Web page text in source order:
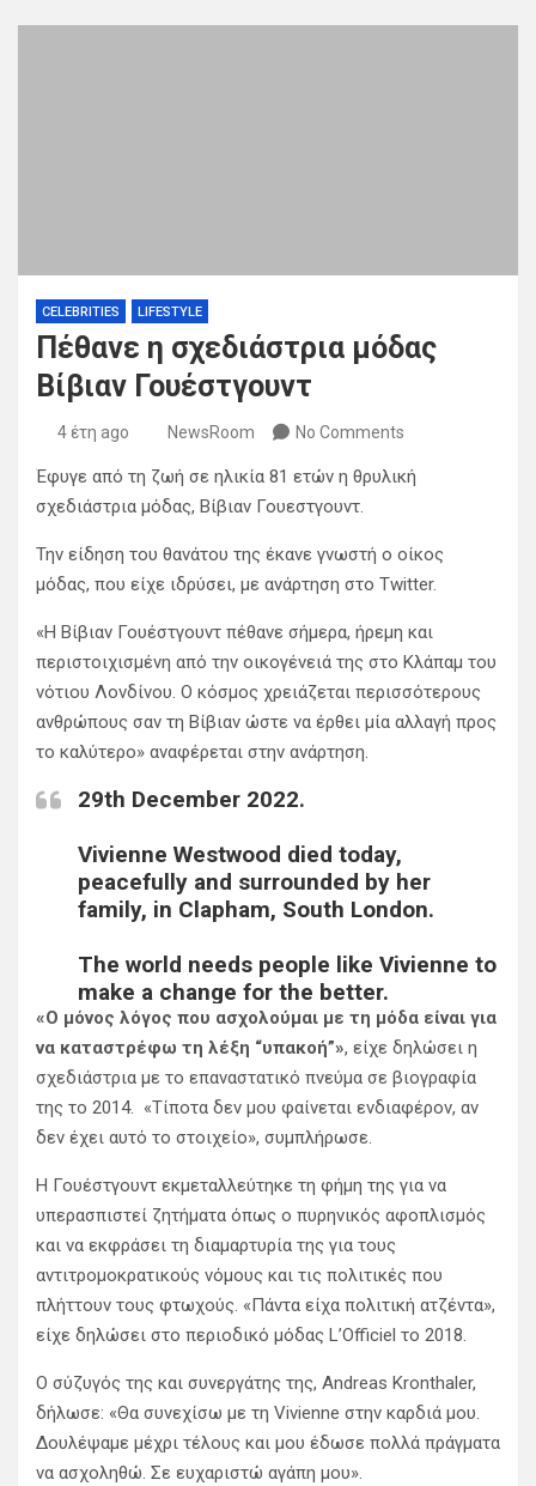
CELEBRITIES LIFESTYLE
Πέθανε η σχεδιάστρια μόδας
Βίβιαν Γουέστγουντ
4 έτη ago NewsRoom No Comments
Έφυγε από τη ζωή σε ηλικία 81 ετών η θρυλική
σχεδιάστρια μόδας, Βίβιαν Γουεστγουντ.
Την είδηση του θανάτου της έκανε γνωστή ο οίκος
μόδας, που είχε ιδρύσει, με ανάρτηση στο Twitter.
«Η Βίβιαν Γουέστγουντ πέθανε σήμερα, ήρεμη και
περιστοιχισμένη από την οικογένειά της στο Κλάπαμ του
νότιου Λονδίνου. Ο κόσμος χρειάζεται περισσότερους
ανθρώπους σαν τη Βίβιαν ώστε να έρθει μία αλλαγή προς
το καλύτερο» αναφέρεται στην ανάρτηση.
29th December 2022.
Vivienne Westwood died today,
peacefully and surrounded by her
family, in Clapham, South London.
The world needs people like Vivienne to
make a change for the better.
pic.twitter.com/YQwVixYUrV
— Vivienne Westwood
(@FollowWestwood)December 29,
2022
«Ο μόνος λόγος που ασχολούμαι με τη μόδα είναι για
να καταστρέφω τη λέξη “υπακοή”», είχε δηλώσει η
σχεδιάστρια με το επαναστατικό πνεύμα σε βιογραφία
της το 2014. «Τίποτα δεν μου φαίνεται ενδιαφέρον, αν
δεν έχει αυτό το στοιχείο», συμπλήρωσε.
Η Γουέστγουντ εκμεταλλεύτηκε τη φήμη της για να
υπερασπιστεί ζητήματα όπως ο πυρηνικός αφοπλισμός
και να εκφράσει τη διαμαρτυρία της για τους
αντιτρομοκρατικούς νόμους και τις πολιτικές που
πλήττουν τους φτωχούς. «Πάντα είχα πολιτική ατζέντα»,
είχε δηλώσει στο περιοδικό μόδας L’Officiel το 2018.
Ο σύζυγός της και συνεργάτης της, Andreas Kronthaler,
δήλωσε: «Θα συνεχίσω με τη Vivienne στην καρδιά μου.
Δουλέψαμε μέχρι τέλους και μου έδωσε πολλά πράγματα
να ασχοληθώ. Σε ευχαριστώ αγάπη μου».